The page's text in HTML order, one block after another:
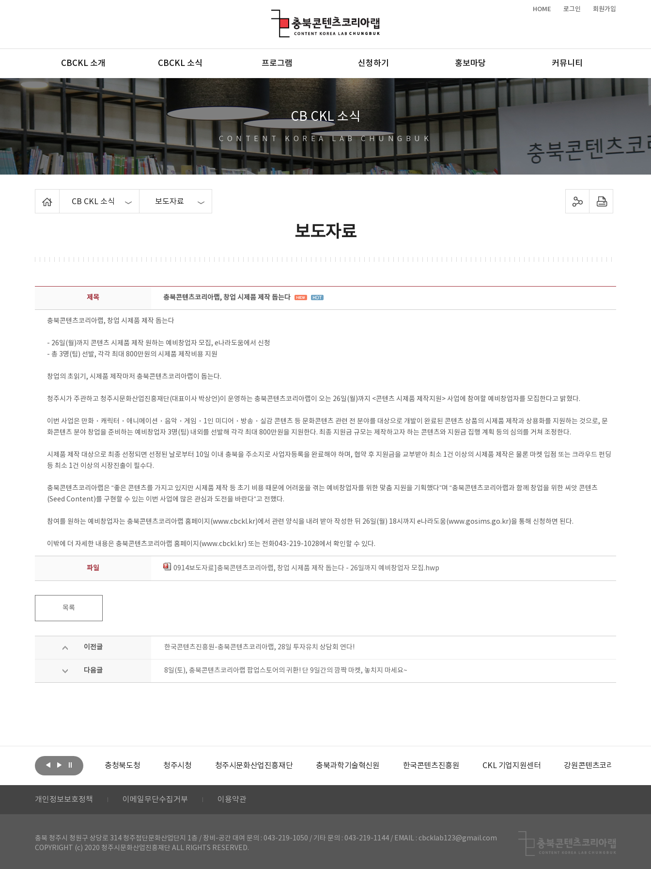
HOME 로그인 회원가입
메뉴
CBCKL 소개 CBCKL 소식 프로그램 신청하기 홍보마당 커뮤니티
CB CKL 소식
CONTENT KOREA LAB CHUNGBUK
CB CKL 소식 보도자료 sns 공유하기 프린트하기
보도자료
보도자료 상세보기 - 제목, 담당부서, 담당자, 담당연락처, 내용, 첨부파일 정보 제공
제목 충북콘텐츠코리아랩, 창업 시제품 제작 돕는다
충북콘텐츠코리아랩, 창업 시제품 제작 돕는다
- 26일(월)까지 콘텐츠 시제품 제작 원하는 예비창업자 모집, e나라도움에서 신청
- 총 3명(팀) 선발, 각각 최대 800만원의 시제품 제작비용 지원
창업의 초읽기, 시제품 제작마저 충북콘텐츠코리아랩이 돕는다.
청주시가 주관하고 청주시문화산업진흥재단(대표이사 박상언)이 운영하는 충북콘텐츠코리아랩이 오는 26일(월)까지 <콘텐츠 시제품 제작지원> 사업에 참여할 예비창업자를 모집한다고 밝혔다.
이번 사업은 만화・캐릭터・애니메이션・음악・게임・1인 미디어・방송・실감 콘텐츠 등 문화콘텐츠 관련 전 분야를 대상으로 개발이 완료된 콘텐츠 상품의 시제품 제작과 상용화를 지원하는 것으로, 문
화콘텐츠 분야 창업을 준비하는 예비창업자 3명(팀) 내외를 선발해 각각 최대 800만원을 지원한다. 최종 지원금 규모는 제작하고자 하는 콘텐츠와 지원금 집행 계획 등의 심의를 거쳐 조정한다.
시제품 제작 대상으로 최종 선정되면 선정된 날로부터 10일 이내 충북을 주소지로 사업자등록을 완료해야 하며, 협약 후 지원금을 교부받아 최소 1건 이상의 시제품 제작은 물론 마켓 입점 또는 크라우드 펀딩
등 최소 1건 이상의 시장진출이 필수다.
충북콘텐츠코리아랩은 “좋은 콘텐츠를 가지고 있지만 시제품 제작 등 초기 비용 때문에 어려움을 겪는 예비창업자를 위한 맞춤 지원을 기획했다”며 “충북콘텐츠코리아랩과 함께 창업을 위한 씨앗 콘텐츠
(Seed Content)를 구현할 수 있는 이번 사업에 많은 관심과 도전을 바란다”고 전했다.
참여를 원하는 예비창업자는 충북콘텐츠코리아랩 홈페이지(www.cbckl.kr)에서 관련 양식을 내려 받아 작성한 뒤 26일(월) 18시까지 e나라도움(www.gosims.go.kr)을 통해 신청하면 된다.
이밖에 더 자세한 내용은 충북콘텐츠코리아랩 홈페이지(www.cbckl.kr) 또는 전화043-219-1028에서 확인할 수 있다.
파일 0914보도자료]충북콘텐츠코리아랩, 창업 시제품 제작 돕는다 - 26일까지 예비창업자 모집.hwp
목록
이전글 한국콘텐츠진흥원-충북콘텐츠코리아랩, 28일 투자유치 상담회 연다!
다음글 8일(토), 충북콘텐츠코리아랩 팝업스토어의 귀환! 단 9일간의 깜짝 마켓, 놓치지 마세요~
문화체육관광부 충청북도청 청주시청 청주시문화산업진흥재단 충북과학기술혁신원 한국콘텐츠진흥원 CKL 기업지원센터 강원콘텐츠코리아랩
개인정보보호정책 이메일무단수집거부 이용약관
충북 청주시 청원구 상당로 314 청주첨단문화산업단지 1층 / 장비-공간 대여 문의 : 043-219-1050 / 기타 문의 : 043-219-1144 / EMAIL : cbcklab123@gmail.com
COPYRIGHT (c) 2020 청주시문화산업진흥재단 ALL RIGHTS RESERVED.